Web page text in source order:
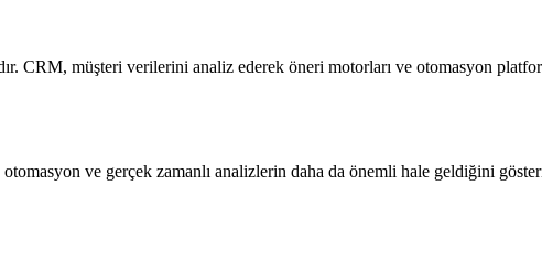
CRM, müşteri verilerini analiz ederek öneri motorları ve otomasyon
ve gerçek zamanlı analizlerin daha da önemli hale geldiğini